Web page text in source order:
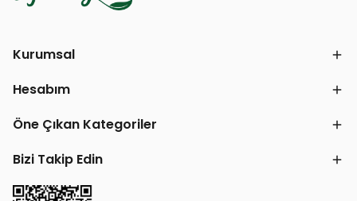
Kurumsal
Hesabım
Öne Çıkan Kategoriler
Bizi Takip Edin